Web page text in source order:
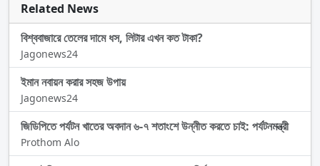
Related News
বিশ্ববাজারে তেলের দামে ধস, লিটার এখন কত টাকা?
Jagonews24
ইমান নবায়ন করার সহজ উপায়
Jagonews24
জিডিপিতে পর্যটন খাতের অবদান ৬-৭ শতাংশে উন্নীত করতে চাই: পর্যটনমন্ত্রী
Prothom Alo